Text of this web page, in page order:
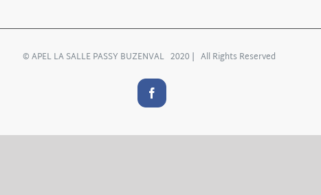
© APEL LA SALLE PASSY BUZENVAL 2020 | All Rights Reserved